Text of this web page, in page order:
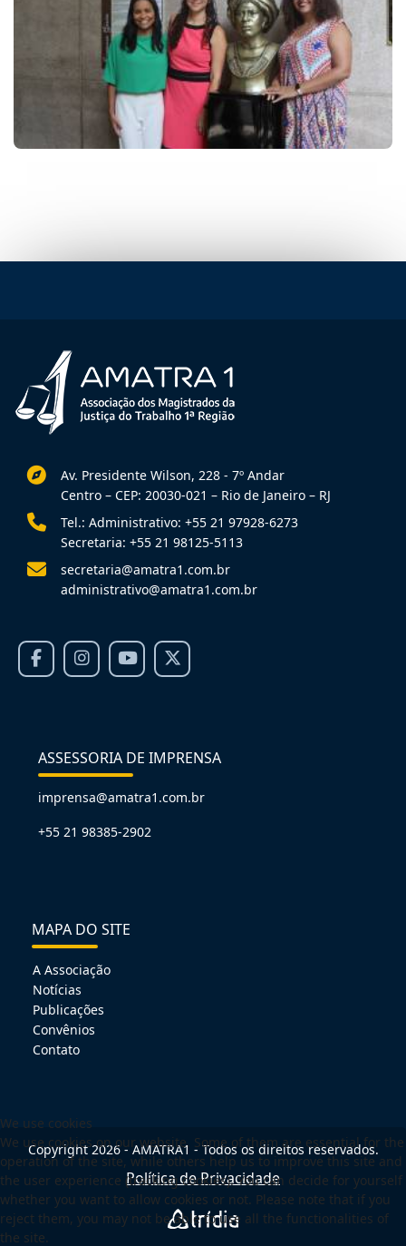
Av. Presidente Wilson, 228 - 7º Andar
Centro – CEP: 20030-021 – Rio de Janeiro – RJ
Tel.: Administrativo: +55 21 97928-6273
Secretaria: +55 21 98125-5113
secretaria@amatra1.com.br
administrativo@amatra1.com.br
ASSESSORIA DE IMPRENSA
imprensa@amatra1.com.br
+55 21 98385-2902
MAPA DO SITE
A Associação
Notícias
Publicações
Convênios
Contato
Copyright 2026 - AMATRA1 - Todos os direitos reservados.
Política de Privacidade
We use cookies
We use cookies on our website. Some of them are essential for the
operation of the site, while others help us to improve this site and
the user experience (tracking cookies). You can decide for yourself
whether you want to allow cookies or not. Please note that if you
reject them, you may not be able to use all the functionalities of
the site.